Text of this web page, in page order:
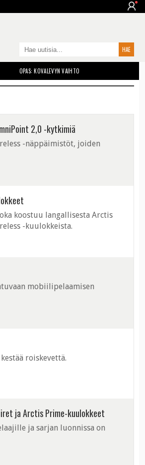
OPAS: KOVALEVYN VAIHTO
2,0 -kytkimiä
-näppäimistöt, joiden
koostuu langallisesta Arctis
-kuulokkeista.
mobiilipelaamisen
roiskevettä.
ja Arctis Prime-kuulokkeet
ja sarjan luonnissa on